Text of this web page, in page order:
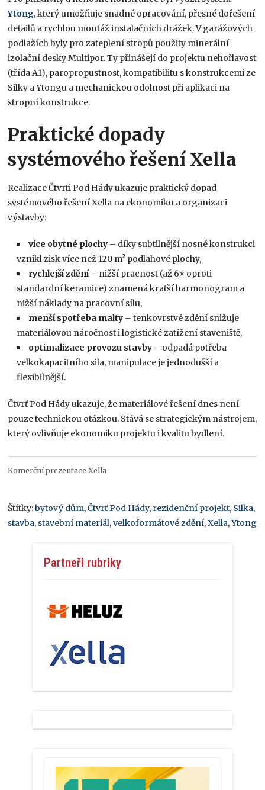
Ytong, který umožňuje snadné opracování, přesné dořešení
detailů a rychlou montáž instalačních drážek. V garážových
podlažích byly pro zateplení stropů použity minerální
izolační desky Multipor. Ty přinášejí do projektu nehořlavost
(třída A1), paropropustnost, kompatibilitu s konstrukcemi ze
Silky a Ytongu a mechanickou odolnost při aplikaci na
stropní konstrukce.
Praktické dopady
systémového řešení Xella
Realizace Čtvrti Pod Hády ukazuje praktický dopad
systémového řešení Xella na ekonomiku a organizaci
výstavby:
více obytné plochy – díky subtilnější nosné konstrukci
vznikl zisk více než 120 m² podlahové plochy,
rychlejší zdění– nižší pracnost (až 6× oproti
standardní keramice) znamená kratší harmonogram a
nižší náklady na pracovní sílu,
menší spotřeba malty – tenkovrstvé zdění snižuje
materiálovou náročnost i logistické zatížení staveniště,
optimalizace provozu stavby – odpadá potřeba
velkokapacitního sila, manipulace je jednodušší a
flexibilnější.
Čtvrť Pod Hády ukazuje, že materiálové řešení dnes není
pouze technickou otázkou. Stává se strategickým nástrojem,
který ovlivňuje ekonomiku projektu i kvalitu bydlení.
Komerční prezentace Xella
Štítky:bytový dům,Čtvrť Pod Hády, rezidenční projekt, Silka,
stavba, stavební materiál,velkoformátové zdění,Xella,Ytong
Partneři rubriky